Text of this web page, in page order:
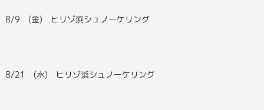
8/9 (金) ヒリゾ浜シュノーケリング
8/21 (水) ヒリゾ浜シュノーケリング